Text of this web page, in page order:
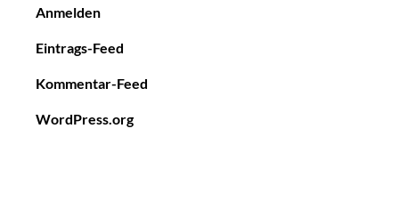
Anmelden
Eintrags-Feed
Kommentar-Feed
WordPress.org